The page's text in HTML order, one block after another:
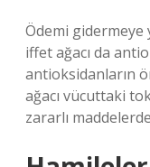
Ödemi gidermeye
iffet ağacı da
antioksidanların
ağacı vücuttaki
zararlı